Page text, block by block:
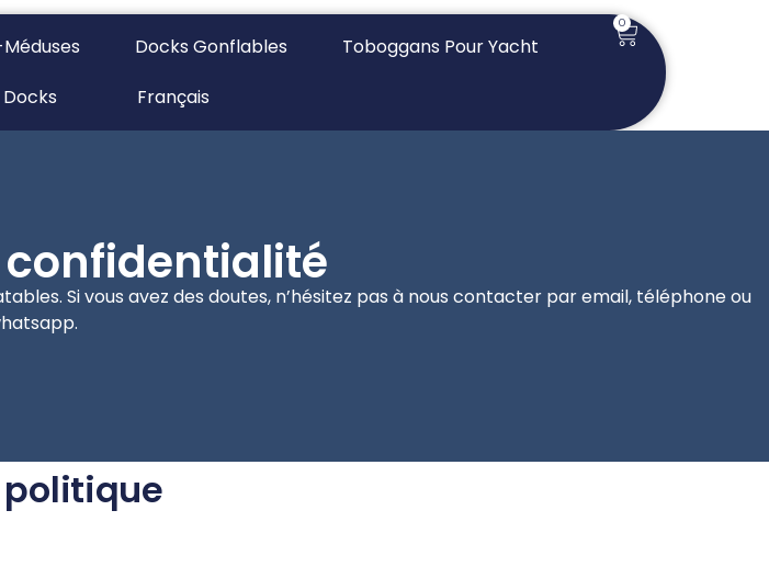
Docks Gonflables
Toboggans Pour Yacht
Docks
Français
0
Si vous avez des doutes, n’hésitez pas à nous contacter par email, téléphone ou
politique